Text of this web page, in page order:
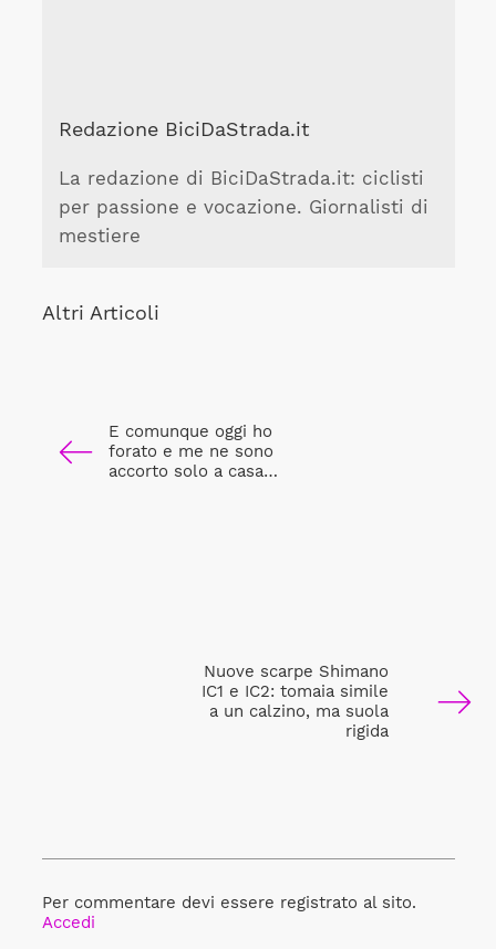
Redazione BiciDaStrada.it
La redazione di BiciDaStrada.it: ciclisti
per passione e vocazione. Giornalisti di
mestiere
Altri Articoli
E comunque oggi ho
forato e me ne sono
accorto solo a casa…
Nuove scarpe Shimano
IC1 e IC2: tomaia simile
a un calzino, ma suola
rigida
Per commentare devi essere registrato al sito.
Accedi